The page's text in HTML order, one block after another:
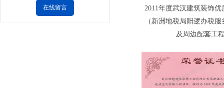
在线留言
2011年度武汉建筑装饰
（新洲地税局阳逻办税
及周边配套工